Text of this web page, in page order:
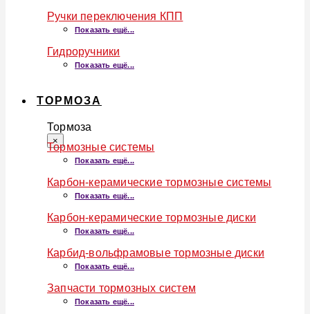
Ручки переключения КПП
Показать ещё...
Гидроручники
Показать ещё...
ТОРМОЗА
Тормоза
×
Тормозные системы
Показать ещё...
Карбон-керамические тормозные системы
Показать ещё...
Карбон-керамические тормозные диски
Показать ещё...
Карбид-вольфрамовые тормозные диски
Показать ещё...
Запчасти тормозных систем
Показать ещё...